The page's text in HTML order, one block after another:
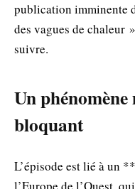
publication imminente
des vagues de chaleur
suivre.
Un
bloquant
L’épisode est lié à un
l’Europe de l’Ouest,